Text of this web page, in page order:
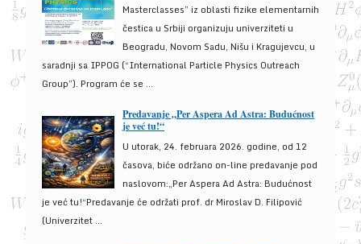
Masterclasses” iz oblasti fizike elementarnih
čestica u Srbiji organizuju univerziteti u
Beogradu, Novom Sadu, Nišu i Kragujevcu, u
saradnji sa IPPOG (“International Particle Physics Outreach
Group”). Program će se ...
Predavanje „Per Aspera Ad Astra: Budućnost
je već tu!“
U utorak, 24. februara 2026. godine, od 12
časova, biće održano on-line predavanje pod
naslovom:„Per Aspera Ad Astra: Budućnost
je već tu!“Predavanje će održati prof. dr Miroslav D. Filipović
(Univerzitet ...